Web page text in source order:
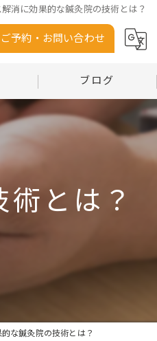
消に効果的な鍼灸院の技術とは？
ご予約・お問い合わせ
ブログ
コラム
とは？
な鍼灸院の技術とは？